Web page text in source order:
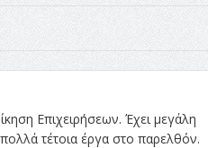
Επιχειρήσεων. Έχει μεγάλη
τέτοια έργα στο παρελθόν.